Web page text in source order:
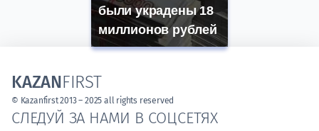
были украдены 18
миллионов рублей
СЛЕДУЙ ЗА НАМИ В СОЦСЕТЯХ
KAZANFIRST
© Kazanfirst 2013 – 2025 all rights reserved